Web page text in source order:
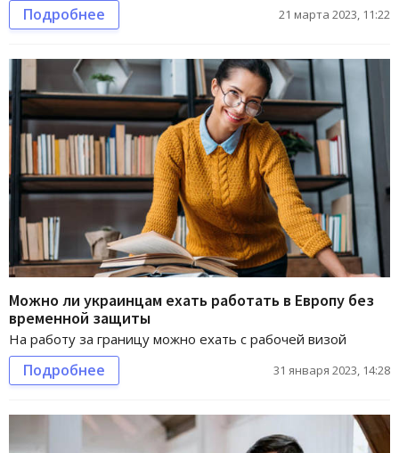
Подробнее 21 марта 2023, 11:22
Можно ли украинцам ехать работать в Европу без
временной защиты
На работу за границу можно ехать с рабочей визой
Подробнее 31 января 2023, 14:28